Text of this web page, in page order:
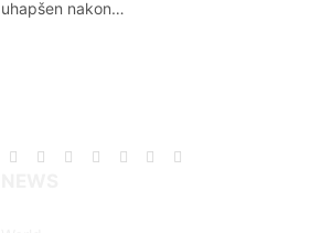
uhapšen nakon…
Facebook
X
Pinterest
VimeoWhatsApp
TikTokInstagram